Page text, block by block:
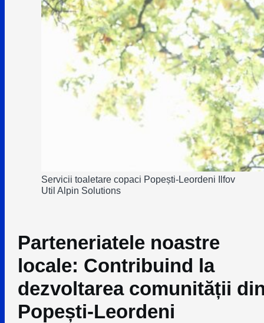
Servicii toaletare copaci Popești-Leordeni Ilfov
Util Alpin Solutions
Parteneriatele noastre
locale: Contribuind la
dezvoltarea comunității
Popești-Leordeni